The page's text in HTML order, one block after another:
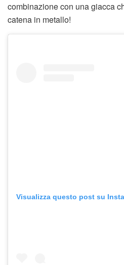
combinazione con una giacca
catena in metallo!
Visualizza questo post su